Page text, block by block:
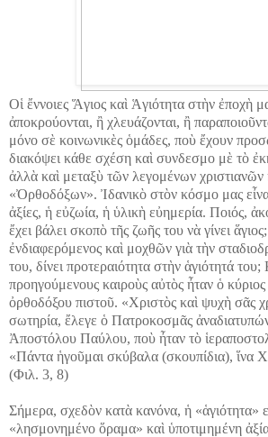
Οἱ ἔννοιες Ἅγιος καὶ Ἁγιότητα στὴν ἐποχὴ
ἀποκρούονται, ἢ χλευάζονται, ἢ
μόνο σὲ κοινωνικὲς ὁμάδες, ποὺ ἔχουν
διακόψει κάθε σχέση καὶ συνδεσμο μὲ τὸ
ἀλλὰ καὶ μεταξὺ τῶν λεγομένων χριστιανῶν
«Ὀρθοδόξων». Ἰδανικὸ στὸν κόσμο μας
ἀξίες, ἡ εὐζωία, ἡ ὑλικὴ εὐημερία. Ποιός,
ἔχει βάλει σκοπὸ τῆς ζωῆς του νὰ γίνει
ἐνδιαφερόμενος καὶ μοχθῶν γιὰ τὴν
του, δίνει προτεραιότητα στὴν ἁγιότητά
προηγούμενους καιροὺς αὐτὸς ἦταν ὁ
ὀρθοδόξου πιστοῦ. «Χριστὸς καὶ ψυχὴ σᾶς
σωτηρία, ἔλεγε ὁ Πατροκοσμᾶς
Ἀποστόλου Παύλου, ποὺ ἦταν τὸ
«Πάντα ἡγοῦμαι σκύβαλα (σκουπίδια), ἵνα
(Φιλ. 3, 8)
Σήμερα, σχεδὸν κατὰ κανόνα, ἡ «ἁγιότητα»
«λησμονημένο ὅραμα» καὶ ὑποτιμημένη